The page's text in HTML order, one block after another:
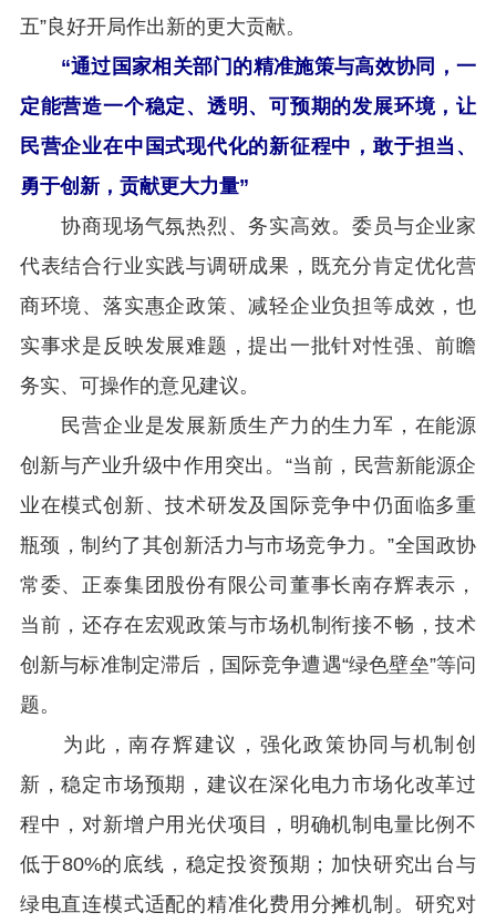
五”良好开局作出新的更大贡献。
“通过国家相关部门的精准施策与高效协同，一
定能营造一个稳定、透明、可预期的发展环境，让
民营企业在中国式现代化的新征程中，敢于担当、
勇于创新，贡献更大力量”
协商现场气氛热烈、务实高效。委员与企业家
代表结合行业实践与调研成果，既充分肯定优化营
商环境、落实惠企政策、减轻企业负担等成效，也
实事求是反映发展难题，提出一批针对性强、前瞻
务实、可操作的意见建议。
民营企业是发展新质生产力的生力军，在能源
创新与产业升级中作用突出。“当前，民营新能源企
业在模式创新、技术研发及国际竞争中仍面临多重
瓶颈，制约了其创新活力与市场竞争力。”全国政协
常委、正泰集团股份有限公司董事长南存辉表示，
当前，还存在宏观政策与市场机制衔接不畅，技术
创新与标准制定滞后，国际竞争遭遇“绿色壁垒”等问
题。
为此，南存辉建议，强化政策协同与机制创
新，稳定市场预期，建议在深化电力市场化改革过
程中，对新增户用光伏项目，明确机制电量比例不
低于80%的底线，稳定投资预期；加快研究出台与
绿电直连模式适配的精准化费用分摊机制。研究对